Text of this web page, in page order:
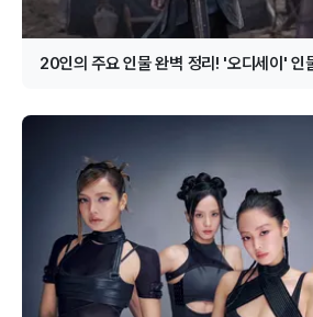
20인의 주요 인물 완벽 정리! '오디세이' 인